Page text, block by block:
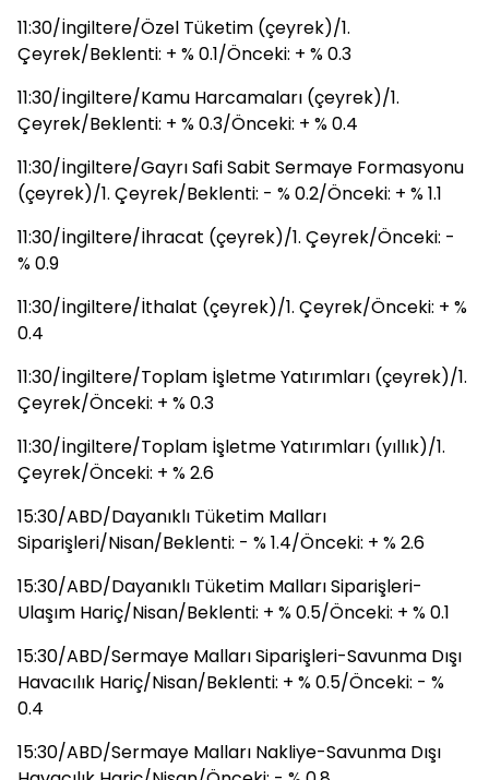
11:30/İngiltere/Özel Tüketim (çeyrek)/1.
Çeyrek/Beklenti: + % 0.1/Önceki: + % 0.3
11:30/İngiltere/Kamu Harcamaları (çeyrek)/1.
Çeyrek/Beklenti: + % 0.3/Önceki: + % 0.4
11:30/İngiltere/Gayrı Safi Sabit Sermaye Formasyonu
(çeyrek)/1. Çeyrek/Beklenti: - % 0.2/Önceki: + % 1.1
11:30/İngiltere/İhracat (çeyrek)/1. Çeyrek/Önceki: -
% 0.9
11:30/İngiltere/İthalat (çeyrek)/1. Çeyrek/Önceki: + %
0.4
11:30/İngiltere/Toplam İşletme Yatırımları (çeyrek)/1.
Çeyrek/Önceki: + % 0.3
11:30/İngiltere/Toplam İşletme Yatırımları (yıllık)/1.
Çeyrek/Önceki: + % 2.6
15:30/ABD/Dayanıklı Tüketim Malları
Siparişleri/Nisan/Beklenti: - % 1.4/Önceki: + % 2.6
15:30/ABD/Dayanıklı Tüketim Malları Siparişleri-
Ulaşım Hariç/Nisan/Beklenti: + % 0.5/Önceki: + % 0.1
15:30/ABD/Sermaye Malları Siparişleri-Savunma Dışı
Havacılık Hariç/Nisan/Beklenti: + % 0.5/Önceki: - %
0.4
15:30/ABD/Sermaye Malları Nakliye-Savunma Dışı